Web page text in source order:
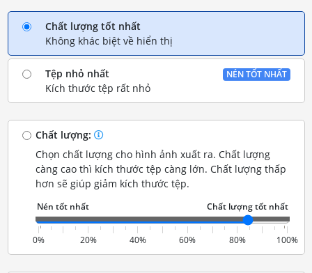
Chất lượng tốt nhất
Không khác biệt về hiển thị
Tệp nhỏ nhất
Kích thước tệp rất nhỏ
NÉN TỐT NHẤT
Chất lượng:
Chọn chất lượng cho hình ảnh xuất ra. Chất lượng
càng cao thì kích thước tệp càng lớn. Chất lượng thấp
hơn sẽ giúp giảm kích thước tệp.
0% 20% 40% 60% 80% 100%